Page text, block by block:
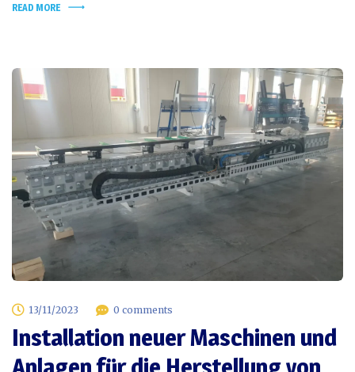
READ MORE
13/11/2023 0 comments
Installation neuer Maschinen und
Anlagen für die Herstellung von